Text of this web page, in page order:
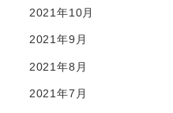
2021年10月
2021年9月
2021年8月
2021年7月